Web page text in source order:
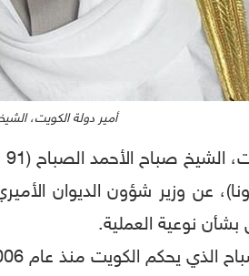
أمير دولة الكويت،
عاما)، عملية جراحية صباح اليوم الأحد، تكللت بالنجاح.
عن وزير شؤون الديوان
نوعية العملية.
عام 2006 سيخضع لمجموعة من الفحوص الطبية.